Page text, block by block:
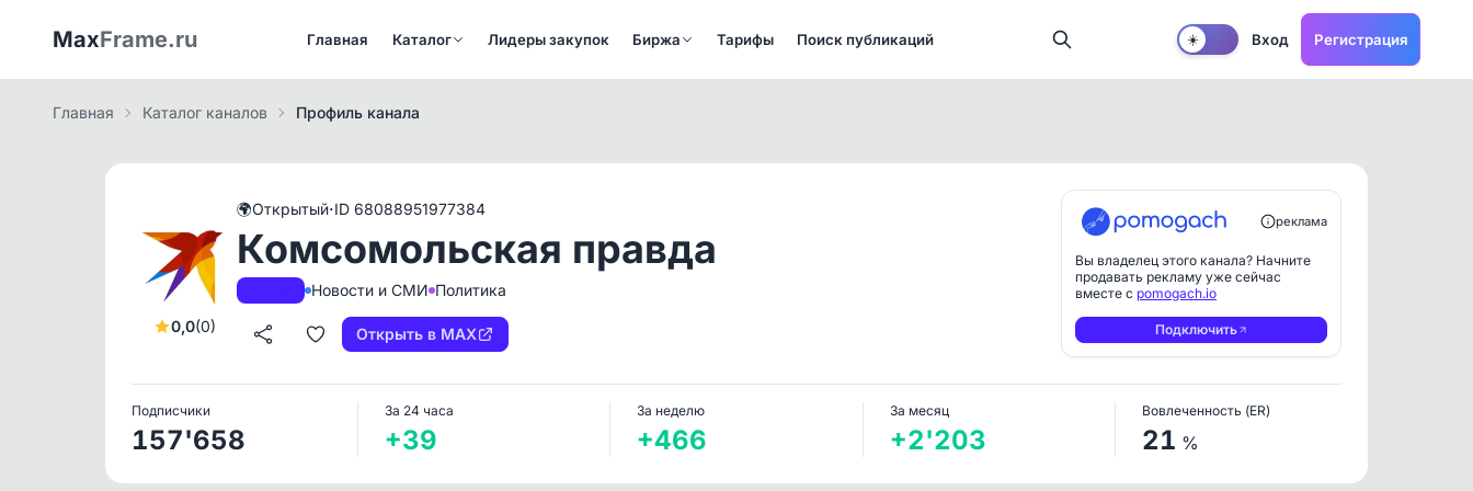
MaxFrame.ru Главная Каталог Лидеры закупок Биржа Тарифы Поиск публикаций ☀️ Вход Регистрация
Главная Каталог каналов Профиль канала
0,0(0)
🌍Открытый·ID 68088951977384
Комсомольская правда
Новости и СМИ Политика
Открыть в MAX
реклама
Вы владелец этого канала? Начните
продавать рекламу уже сейчас
вместе с pomogach.io
Подключить
Подписчики
157'658
За 24 часа
+39
За неделю
+466
За месяц
+2'203
Вовлеченность (ER)
21 %